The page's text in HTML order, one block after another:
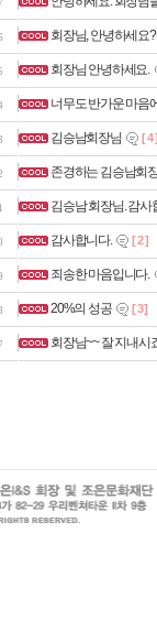
회장님, 안녕하세요
회장님 안녕하세요.
너무도 반가운 마음
김승남회장님 [ 4 ]
존경하는 김승남회
김승남 회장님. 감사
감사합니다. [ 2 ]
죄송한 마음입니다.
20%의 성공 [ 3 ]
회장님~~ 잘 지내시